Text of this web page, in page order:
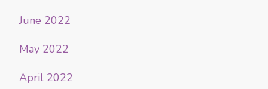
June 2022
May 2022
April 2022